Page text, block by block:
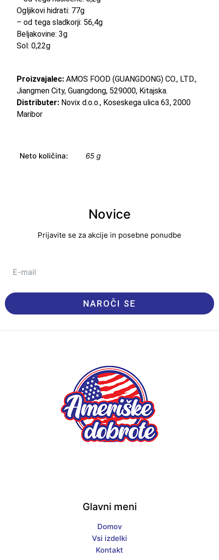
Ogljikovi hidrati: 77g
– od tega sladkorji: 56,4g
Beljakovine: 3g
Sol: 0,22g
Proizvajalec:AMOS FOOD (GUANGDONG) CO., LTD.,
Jiangmen City, Guangdong, 529000, Kitajska.
Distributer:Novix d.o.o., Koseskega ulica 63, 2000
Maribor
Neto količina: 65 g
Novice
Prijavite se za akcije in posebne ponudbe
NAROČI SE
Glavni meni
Domov
Vsi izdelki
Kontakt